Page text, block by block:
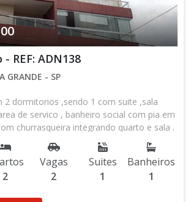
REF: ADN138
GRANDE - SP
2 dormitorios ,sendo 1 com suite ,sala
de servico , banheiro social com pia em
churrasqueira integrando quarto e sala .
pias da cozinha em granito .
com claridade natural. Otima
Aviacao . Condicoes especiais de
com a construtora .
2
Vagas
2
Suites
1
Banheiros
1